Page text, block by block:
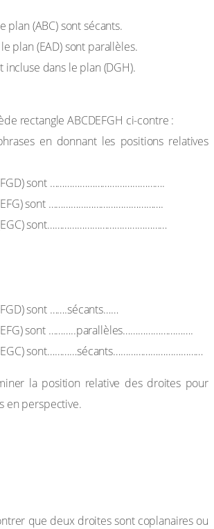
plan (ABC) sont sécants.
plan (EAD) sont parallèles.
incluse dans le plan (DGH).
rectangle ABCDEFGH ci-contre :
en donnant les positions relatives
(FGD) sont ……………………………………….
(EFG) sont ……………………………………….
(EGC) sont…………………………………………
sont …….sécants……
(EFG) sont ………..parallèles……………………….
(EGC) sont…………sécants………………………………
la position relative des droites pour
en perspective.
que deux droites sont coplanaires ou